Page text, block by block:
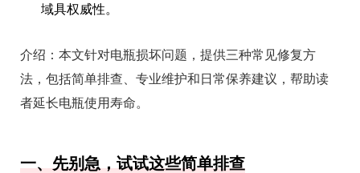
域具权威性。
介绍： 本文针对电瓶损坏问题，提供三种常见修复方
法，包括简单排查、专业维护和日常保养建议，帮助读
者延长电瓶使用寿命。
一、先别急，试试这些简单排查